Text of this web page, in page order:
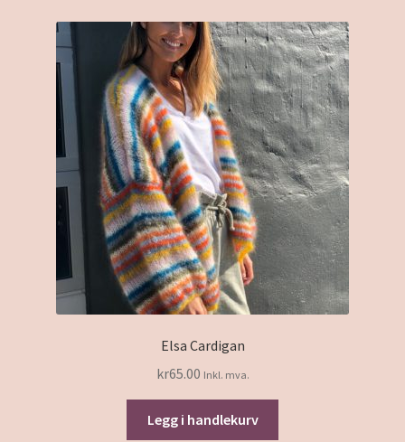
Elsa Cardigan
kr65.00 Inkl. mva.
Legg i handlekurv